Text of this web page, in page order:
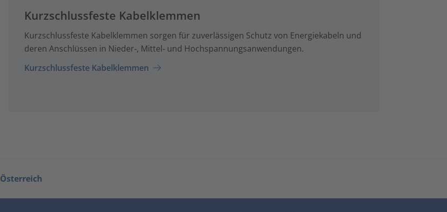
Kurzschlussfeste Kabelklemmen
Kurzschlussfeste Kabelklemmen sorgen für zuverlässigen Schutz von Energiekabeln und
deren Anschlüssen in Nieder‑, Mittel‑ und Hochspannungsanwendungen.
Kurzschlussfeste Kabelklemmen
Österreich